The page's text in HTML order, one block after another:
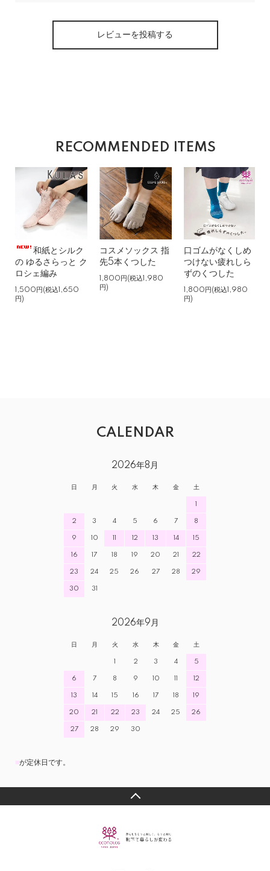
仕事の時はきゅっとしめるタイプの靴下を選ぶことが多か
プレゼント
2026/03/08 11:26:12
主人に買いました。二人揃って前回購入した時も気に入っ
て色は違うのに私の靴下をはいていました。
とても履き心地がいいみたいです。これからの季節にピッ
とっても楽です！
2025/08/06 08:38:55
仕事用に楽な靴下を娘にプレゼントしました。
今回はキャンペーンということもあり、とても助かりまし
良いものを大切に使っていきます。長持ちするのも嬉しい
ドです。少し高いけど、これからも必要な折りには、購入
たこのはっちゃん 60代以上 女性
2024/07/31 19:31:05
レビューを投稿する
RECOMMENDED ITEMS
和紙とシルク
の ゆるさらっと ク
ロシェ編み
1,500円(税込1,650
円)
コスメソックス 指
先5本くつした
1,800円(税込1,980
円)
口ゴムがなくしめ
つけない疲れしら
ずのくつした
1,800円(税込1,980
円)
CALENDAR
2026年8月
日 月 火 水 木 金 土
1
2 3 4 5 6 7 8
9 10 11 12 13 14 15
16 17 18 19 20 21 22
23 24 25 26 27 28 29
30 31
2026年9月
日 月 火 水 木 金 土
1 2 3 4 5
6 7 8 9 10 11 12
13 14 15 16 17 18 19
20 21 22 23 24 25 26
27 28 29 30
が定休日です。